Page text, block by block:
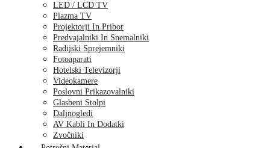
LED / LCD TV
Plazma TV
Projektorji In Pribor
Predvajalniki In Snemalniki
Radijski Sprejemniki
Fotoaparati
Hotelski Televizorji
Videokamere
Poslovni Prikazovalniki
Glasbeni Stolpi
Daljnogledi
AV Kabli In Dodatki
Zvočniki